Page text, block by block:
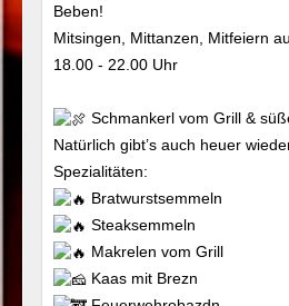
Beben!
Mitsingen, Mittanzen, Mitfeiern
18.00 - 22.00 Uhr
Schmankerl vom Grill &
Natürlich gibt’s auch heuer
Spezialitäten:
Bratwurstsemmeln
Steaksemmeln
Makrelen vom Grill
Kaas mit Brezn